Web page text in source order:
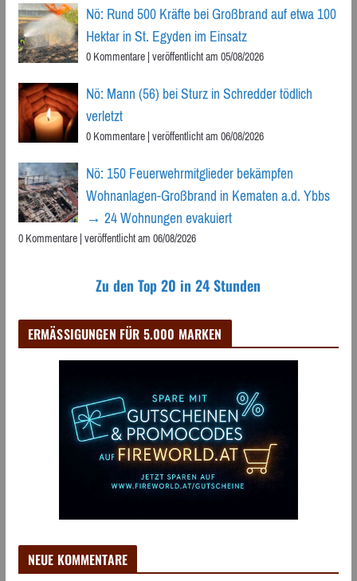
Nö: Rund 500 Kräfte bei Großbrand auf etwa 100
Hektar in St. Egyden im Einsatz
0 Kommentare|veröffentlicht am 05/08/2026
Nö: Mann (56) bei Sturz in Schredder tödlich
verletzt
0 Kommentare|veröffentlicht am 06/08/2026
Nö: 150 Feuerwehrmitglieder bekämpfen
Wohnanlagen-Großbrand in Kematen a.d. Ybbs
→ 24 Wohnungen evakuiert
0 Kommentare|veröffentlicht am 06/08/2026
Zu den Top 20 in 24 Stunden
ERMÄSSIGUNGEN FÜR 5.000 MARKEN
NEUE KOMMENTARE